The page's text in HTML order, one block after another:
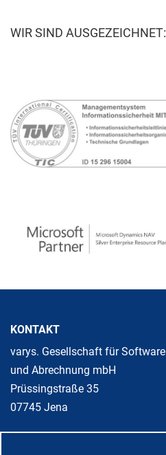
WIR SIND AUSGEZEICHNET:
KONTAKT
varys. Gesellschaft für Software
und Abrechnung mbH
Prüssingstraße 35
07745 Jena